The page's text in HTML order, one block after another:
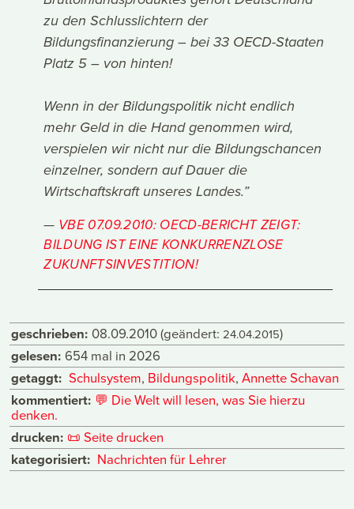
zu den Schlusslichtern der
Bildungsfinanzierung – bei 33 OECD-Staaten
Platz 5 – von hinten!
Wenn in der Bildungspolitik nicht endlich
mehr Geld in die Hand genommen wird,
verspielen wir nicht nur die Bildungschancen
einzelner, sondern auf Dauer die
Wirtschaftskraft unseres Landes.”
VBE 07.09.2010: OECD-BERICHT ZEIGT:
BILDUNG IST EINE KONKURRENZLOSE
ZUKUNFTSINVESTITION!
geschrieben: 08.09.2010(geändert: 24.04.2015)
gelesen: 654 mal in 2026
getaggt: Schulsystem, Bildungspolitik, Annette Schavan
kommentiert: 💬 Die Welt will lesen, was Sie hierzu
denken.
drucken: 📜 Seite drucken
kategorisiert: Nachrichten für Lehrer